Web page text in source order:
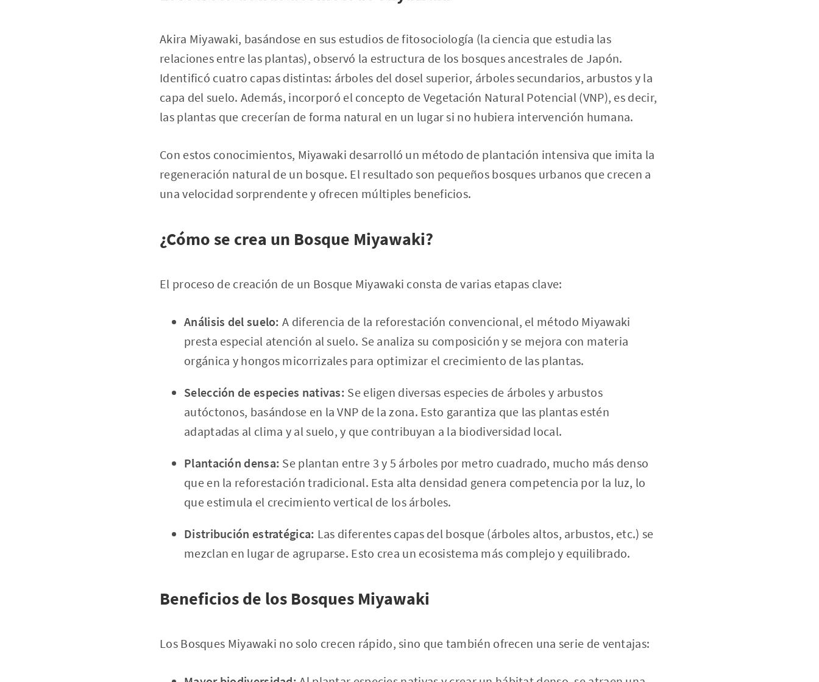
Akira Miyawaki, basándose en sus estudios de fitosociología (la ciencia que estudia las
relaciones entre las plantas), observó la estructura de los bosques ancestrales de Japón.
Identificó cuatro capas distintas: árboles del dosel superior, árboles secundarios, arbustos y la
capa del suelo. Además, incorporó el concepto de Vegetación Natural Potencial (VNP), es decir,
las plantas que crecerían de forma natural en un lugar si no hubiera intervención humana.
Con estos conocimientos, Miyawaki desarrolló un método de plantación intensiva que imita la
regeneración natural de un bosque. El resultado son pequeños bosques urbanos que crecen a
una velocidad sorprendente y ofrecen múltiples beneficios.
¿Cómo se crea un Bosque Miyawaki?
El proceso de creación de un Bosque Miyawaki consta de varias etapas clave:
Análisis del suelo: A diferencia de la reforestación convencional, el método Miyawaki
presta especial atención al suelo. Se analiza su composición y se mejora con materia
orgánica y hongos micorrizales para optimizar el crecimiento de las plantas.
Selección de especies nativas: Se eligen diversas especies de árboles y arbustos
autóctonos, basándose en la VNP de la zona. Esto garantiza que las plantas estén
adaptadas al clima y al suelo, y que contribuyan a la biodiversidad local.
Plantación densa: Se plantan entre 3 y 5 árboles por metro cuadrado, mucho más denso
que en la reforestación tradicional. Esta alta densidad genera competencia por la luz, lo
que estimula el crecimiento vertical de los árboles.
Distribución estratégica: Las diferentes capas del bosque (árboles altos, arbustos, etc.) se
mezclan en lugar de agruparse. Esto crea un ecosistema más complejo y equilibrado.
Beneficios de los Bosques Miyawaki
Los Bosques Miyawaki no solo crecen rápido, sino que también ofrecen una serie de ventajas: